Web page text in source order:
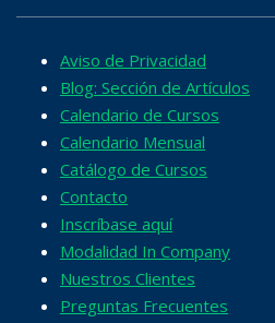
Aviso de Privacidad
Blog: Sección de Artículos
Calendario de Cursos
Calendario Mensual
Catálogo de Cursos
Contacto
Inscríbase aquí
Modalidad In Company
Nuestros Clientes
Preguntas Frecuentes